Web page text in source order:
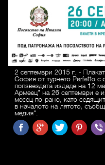
2 септември 2015 г. -
София от турнето Perfetto с
попзвездата издаде на 12
Армеец" на 26 септември е
месец по-рано, като
в началото на лятото,
медия".